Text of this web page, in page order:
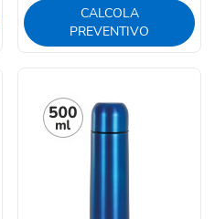
CALCOLA
PREVENTIVO